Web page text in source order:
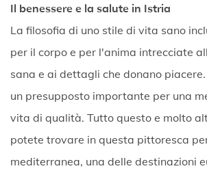
Il benessere e la salute in Istria
La filosofia di uno stile di vita sano
per il corpo e per l'anima intrecciate
sana e ai dettagli che donano
un presupposto importante per una
vita di qualità. Tutto questo e molto
potete trovare in questa pittoresca
mediterranea, una delle destinazioni